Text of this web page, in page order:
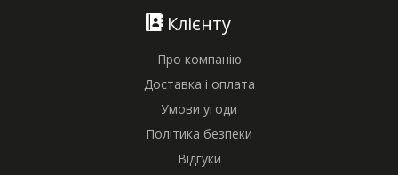
Клієнту
Про компанію
Доставка і оплата
Умови угоди
Політика безпеки
Відгуки